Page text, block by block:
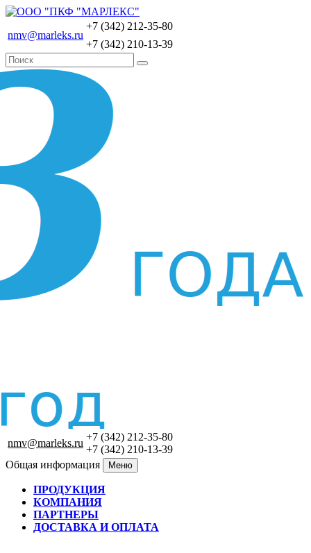
nmv@marleks.ru
+7 (342) 212-35-80
+7 (342) 210-13-39
nmv@marleks.ru
+7 (342) 212-35-80
+7 (342) 210-13-39
Общая информация
Меню
ПРОДУКЦИЯ
КОМПАНИЯ
ПАРТНЕРЫ
ДОСТАВКА И ОПЛАТА